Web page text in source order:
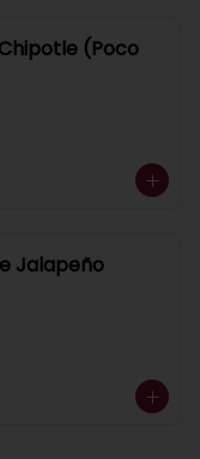
(Poco
Jalapeño